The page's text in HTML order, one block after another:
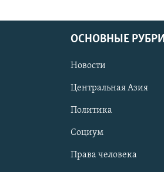
ОСНОВНЫЕ
Новости
Центральная Азия
Политика
Социум
Права человека